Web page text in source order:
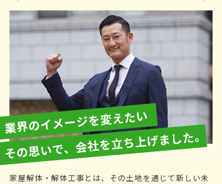
業界のイメージを変えたい
その思いで、会社を立ち上げました。
家屋解体・解体工事とは、その土地を通じて新しい未